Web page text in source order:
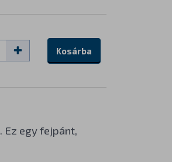
Kosárba
. Ez egy fejpánt,